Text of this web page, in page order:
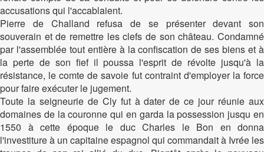
accusations qui l'accablaient.
Pierre de Challand refusa de se présenter devant son
souverain et de remettre les clefs de son château. Condamné
par l'assemblée tout entière à la confiscation de ses biens et à
la perte de son fief il poussa l'esprit de révolte jusqu'à la
résistance, le comte de savoie fut contraint d'employer la force
pour faire exécuter le jugement.
Toute la seigneurie de Cly fut à dater de ce jour réunie aux
domaines de la couronne qui en garda la possession jusqu en
1550 à cette époque le duc Charles le Bon en donna
l'investiture à un capitaine espagnol qui commandait à Ivrée les